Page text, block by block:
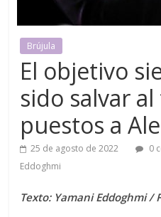
Brújula
El objetivo
sido salvar
puestos a
25 de agosto de 2022 0
Eddoghmi
Texto: Yamani Eddoghmi /